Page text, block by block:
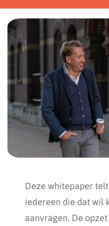
Deze whitepaper telt
iedereen die dat wil
aanvragen. De